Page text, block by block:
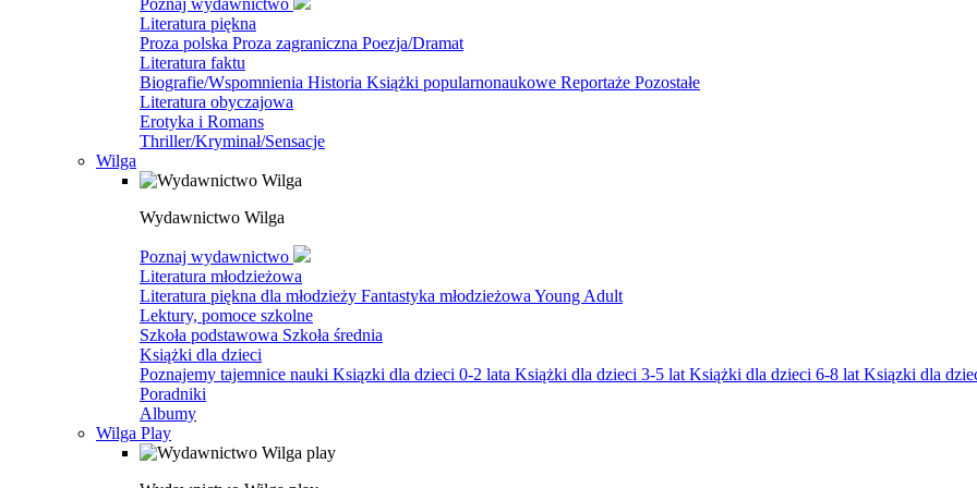
Poznaj wydawnictwo
Literatura piękna
Proza polska Proza zagraniczna Poezja/Dramat
Literatura faktu
Biografie/Wspomnienia Historia Książki popularnonaukowe Reportaże Pozostałe
Literatura obyczajowa
Erotyka i Romans
Thriller/Kryminał/Sensacje
Wilga
Wydawnictwo Wilga
Poznaj wydawnictwo
Literatura młodzieżowa
Literatura piękna dla młodzieży Fantastyka młodzieżowa Young Adult
Lektury, pomoce szkolne
Szkoła podstawowa Szkoła średnia
Książki dla dzieci
Poznajemy tajemnice nauki Ksiązki dla dzieci 0-2 lata Książki dla dzieci 3-5 lat Książki dla dzieci 6-8 lat Ksiązki dla
Poradniki
Albumy
Wilga Play